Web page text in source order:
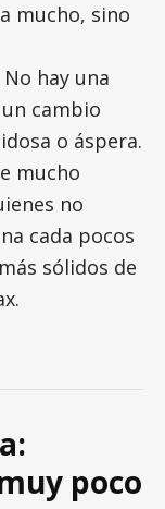
mucho, sino
hay una
cambio
o áspera.
mucho
no
cada pocos
sólidos de
poco